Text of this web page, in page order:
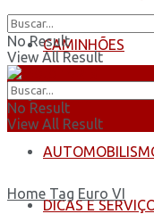
CAMINHÕES
ÔNIBUS
DICAS E
No Result
View All Result
No Result
View All Result
Home Tag Euro VI